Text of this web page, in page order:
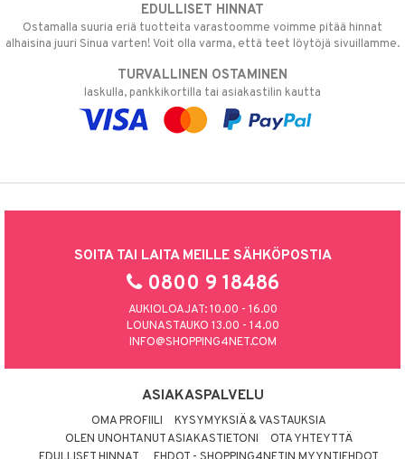
EDULLISET HINNAT
Ostamalla suuria eriä tuotteita varastoomme voimme pitää hinnat
alhaisina juuri Sinua varten! Voit olla varma, että teet löytöjä sivuillamme.
TURVALLINEN OSTAMINEN
laskulla, pankkikortilla tai asiakastilin kautta
SOITA TAI LAITA MEILLE SÄHKÖPOSTIA
0800 9 18486
AUKIOLOAJAT: 10.00 - 16.00
LOUNASTAUKO 13.00 - 14.00
INFO@SHOPPING4NET.COM
ASIAKASPALVELU
OMA PROFIILI
KYSYMYKSIÄ & VASTAUKSIA
OLEN UNOHTANUT ASIAKASTIETONI
OTA YHTEYTTÄ